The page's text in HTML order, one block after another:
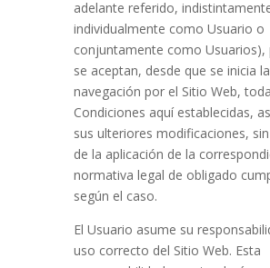
adelante referido,
individualmente como Usuario o
conjuntamente como Usuarios),
se aceptan, desde que se inicia la
navegación por el Sitio Web,
Condiciones aquí establecidas,
sus ulteriores modificaciones,
de la aplicación de la
normativa legal de obligado
según el caso.
El Usuario asume su
uso correcto del Sitio Web. Esta